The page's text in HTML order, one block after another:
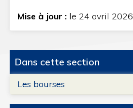
Mise à jour : le 24 avril 2026
Dans cette section
Les bourses